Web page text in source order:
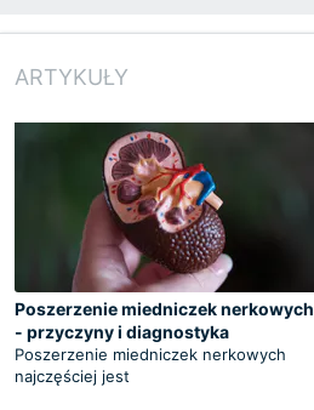
ARTYKUŁY
Poszerzenie miedniczek nerkowych
- przyczyny i diagnostyka
Poszerzenie miedniczek nerkowych
najczęściej jest